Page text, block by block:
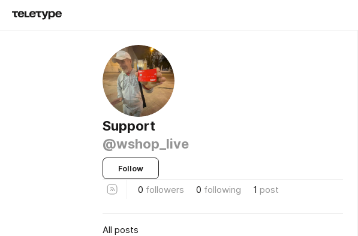
Support
@wshop_live
Follow
0 followers 0 following 1 post
All posts